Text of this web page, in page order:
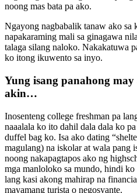
noong mas bata pa ako.
Ngayong nagbabalik tanaw ako sa
napakaraming mali sa ginagawa
talaga silang naloko. Nakakatuwa
ko itong ikuwento sa inyo.
Yung isang panahong
akin…
Inosenteng college freshman pa
naaalala ko ito dahil dala dala ko
duffel bag ko. Isa ako dating
magulang) na iskolar at wala pang
noong nakapagtapos ako ng
mga manloloko sa mundo, hindi
lang kasi akong mahirap na
mayamang turista o negosyante.